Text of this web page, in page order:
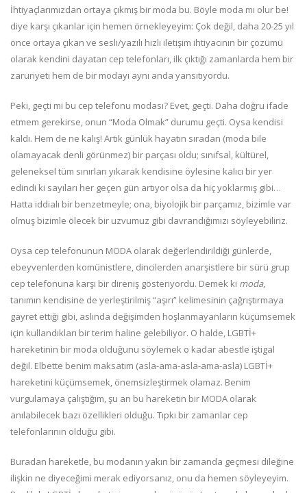
İhtiyaçlarımızdan ortaya çıkmış bir moda bu. Böyle moda mı olur be!
diye karşı çıkanlar için hemen örnekleyeyim: Çok değil, daha 20-25 yıl
önce ortaya çıkan ve sesli/yazılı hızlı iletişim ihtiyacının bir çözümü
olarak kendini dayatan cep telefonları, ilk çıktığı zamanlarda hem bir
zaruriyeti hem de bir modayı aynı anda yansıtıyordu.
Peki, geçti mi bu cep telefonu modası? Evet, geçti. Daha doğru ifade
etmem gerekirse, onun “Moda Olmak” durumu geçti. Oysa kendisi
kaldı. Hem de ne kalış! Artık günlük hayatın sıradan (moda bile
olamayacak denli görünmez) bir parçası oldu; sınıfsal, kültürel,
geleneksel tüm sınırları yıkarak kendisine öylesine kalıcı bir yer
edindi ki sayıları her geçen gün artıyor olsa da hiç yoklarmış gibi…
Hatta iddialı bir benzetmeyle; ona, biyolojik bir parçamız, bizimle var
olmuş bizimle ölecek bir uzvumuz gibi davrandığımızı söyleyebiliriz.
Oysa cep telefonunun MODA olarak değerlendirildiği günlerde,
ebeyvenlerden komünistlere, dincilerden anarşistlere bir sürü grup
cep telefonuna karşı bir direniş gösteriyordu. Demek ki moda,
tanımın kendisine de yerleştirilmiş “aşırı” kelimesinin çağrıştırmaya
gayret ettiği gibi, aslında değişimden hoşlanmayanların küçümsemek
için kullandıkları bir terim haline gelebiliyor. O halde, LGBTİ+
hareketinin bir moda olduğunu söylemek o kadar abestle iştigal
değil. Elbette benim maksatım (asla-ama-asla-ama-asla) LGBTİ+
hareketini küçümsemek, önemsizleştirmek olamaz. Benim
vurgulamaya çalıştığım, şu an bu hareketin bir MODA olarak
anılabilecek bazı özellikleri olduğu. Tıpkı bir zamanlar cep
telefonlarının olduğu gibi.
Buradan hareketle, bu modanın yakın bir zamanda geçmesi dileğine
ilişkin ne diyeceğimi merak ediyorsanız, onu da hemen söyleyeyim.